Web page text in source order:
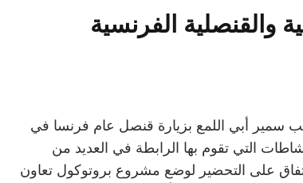
والقنصلية الفرنسية
سمير أبي اللمع بزيارة قنصل عام فرنسا في
التي تقوم بها الرابطة في العديد من
الاتفاق على التحضير لوضع مشروع بروتوكول تعاون